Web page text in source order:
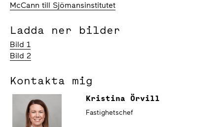
McCann till Sjömansinstitutet
Ladda ner bilder
Bild 1
Bild 2
Kontakta mig
Kristina Örvill
Fastighetschef